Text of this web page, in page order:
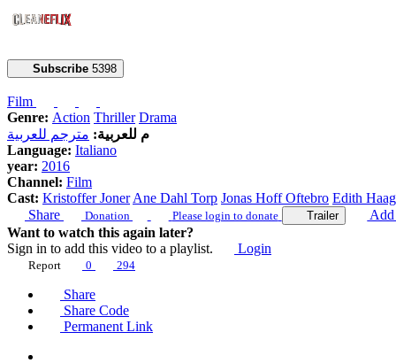
Subscribe 5398
Film
Genre: Action Thriller Drama
م للعربية: مترجم للعربية
Language: Italiano
year: 2016
Channel: Film
Cast: Kristoffer Joner Ane Dahl Torp Jonas Hoff Oftebro Edith
Share
Donation Please login to donate Trailer
Want to watch this again later?
Sign in to add this video to a playlist.
Login
Report 0 294
Share
Share Code
Permanent Link